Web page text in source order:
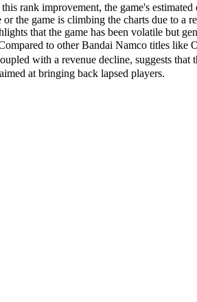
rank improvement, the game's
the game is climbing the charts due to a
that the game has been volatile but
Compared to other Bandai Namco titles
with a revenue decline, suggests that
at bringing back lapsed players.